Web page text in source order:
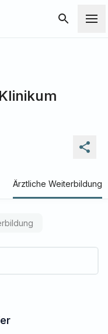
Ärztliche Weiterbildung